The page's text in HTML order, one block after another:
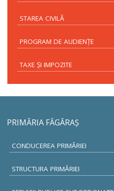
STAREA CIVILĂ
PROGRAM DE AUDIENŢE
TAXE ŞI IMPOZITE
PRIMĂRIA FĂGĂRAŞ
CONDUCEREA PRIMĂRIEI
STRUCTURA PRIMĂRIEI